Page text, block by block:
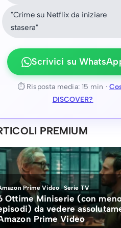
"Crime su Netflix da iniziare
stasera"
Scrivici su
⏱ Risposta media: 15 min ·
DISCOVER?
PREMIUM